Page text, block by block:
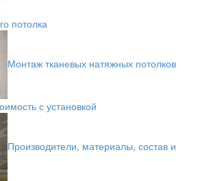
потолка
Монтаж тканевых натяжных потолков
с установкой
Производители, материалы, состав и